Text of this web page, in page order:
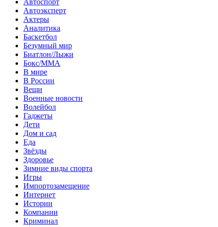
Автоэксперт
Актеры
Аналитика
Баскетбол
Безумный мир
Биатлон/Лыжи
Бокс/MMA
В мире
В России
Вещи
Военные новости
Волейбол
Гаджеты
Дети
Дом и сад
Еда
Звёзды
Здоровье
Зимние виды спорта
Игры
Импортозамещение
Интернет
Истории
Компании
Криминал